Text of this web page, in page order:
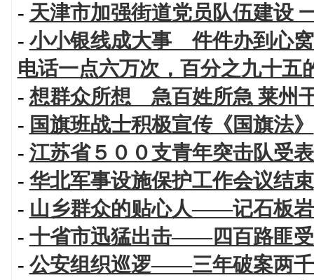
- 天津市加强街道党员队伍建设
- 小小银线成大事 件件办到心
电话一点六万次，百分之九十五
- 想群众所想 急百姓所急 莱州
- 国旗班战士积极宣传《国旗法》
- 江苏省５００支青年突击队受
- 华北军事设施保护工作会议结束
- 山乡群众的贴心人——记石板
- 十省市迅猛出击——四百路匪
- 公安组织巡逻——三年破案两